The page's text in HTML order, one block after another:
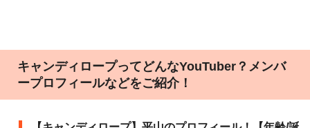
キャンディロープってどんなYouTuber？メンバ
ープロフィールなどをご紹介！